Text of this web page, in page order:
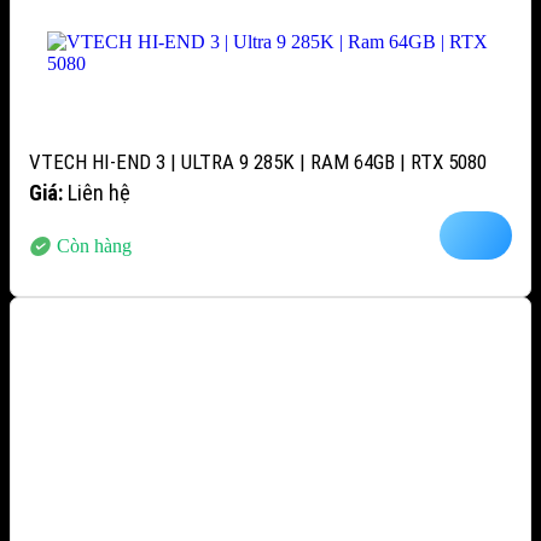
VTECH HI-END 3 | ULTRA 9 285K | RAM 64GB | RTX 5080
Giá: Liên hệ
Còn hàng